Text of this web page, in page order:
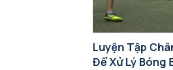
Luyện Tập
Để Xử Lý Bóng